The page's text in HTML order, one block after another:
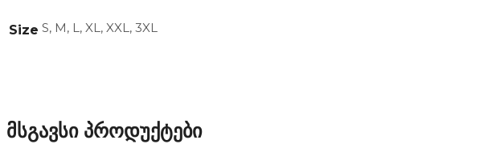
Size S, M, L, XL, XXL, 3XL
მსგავსი პროდუქტები
ეკიპირება ხელთათმანები